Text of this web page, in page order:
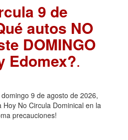
9 de
autos NO
DOMINGO
Edomex?.
9 de agosto de 2026,
No Circula Dominical en la
precauciones!